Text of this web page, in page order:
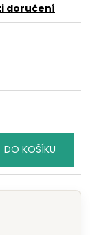
doručení
DO KOŠÍKU